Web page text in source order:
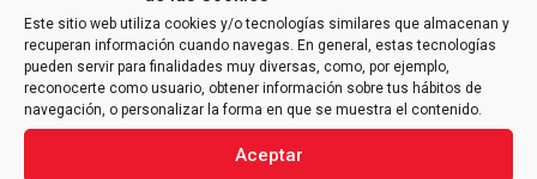
Este sitio web utiliza cookies y/o tecnologías similares que almacenan y
recuperan información cuando navegas. En general, estas tecnologías
pueden servir para finalidades muy diversas, como, por ejemplo,
reconocerte como usuario, obtener información sobre tus hábitos de
navegación, o personalizar la forma en que se muestra el contenido.
Aceptar
CONTACTA CON ALFRAN®
PARA CUALQUIER CONSULTA
RELACIONADA CON TU
PROYECTO.